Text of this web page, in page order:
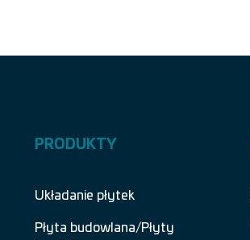
PRODUKTY
Układanie płytek
Płyta budowlana/Płyty